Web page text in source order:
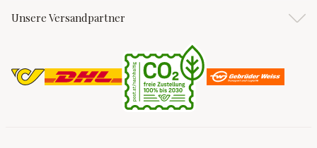
Unsere Versandpartner